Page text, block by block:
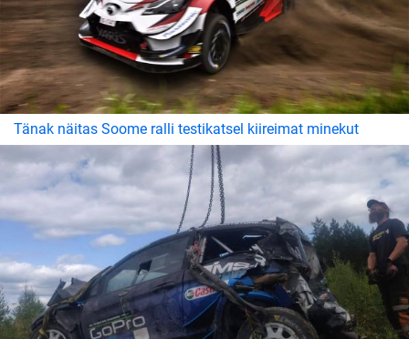
Tänak näitas Soome ralli testikatsel kiireimat minekut